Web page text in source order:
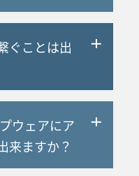
とは、中国国内の
て、接続規制や遮
ト検閲システムで
が義務付けていま
したアクセス
出来ません。
ぐことは出
国、シンガポー
ネシア、オースト
、ドイツ、アメ
ウェアにア
来ますか？